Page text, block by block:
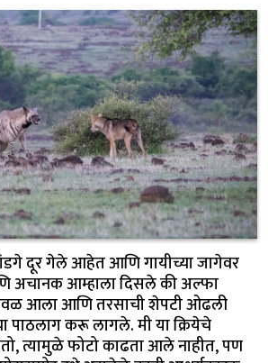
दूर गेले आहेत आणि गायीच्या जागेवर
अचानक आम्हाला दिसले की अल्फा
आला आणि तरसाची शेपटी ओढली
पाठलाग करू लागले. मी या क्रियेचे
त्यामुळे फोटो काढता आले नाहीत, पण